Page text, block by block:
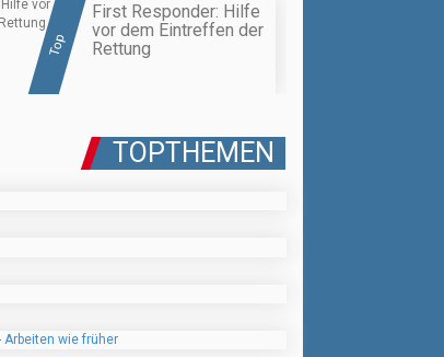
Top
First Responder: Hilfe
vor dem Eintreffen der
Rettung
TOPTHEMEN